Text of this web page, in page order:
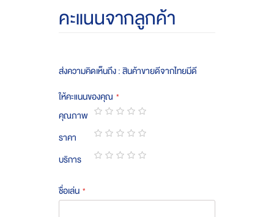
คะแนนจากลูกค้า
ส่งความคิดเห็นถึง : สินค้าขายดีจากไทยมีดี
ให้คะแนนของคุณ
คุณภาพ
1
star
2
stars
3
stars
4
stars
5
stars
ราคา
1
star
2
stars
3
stars
4
stars
5
stars
บริการ
ชื่อเล่น